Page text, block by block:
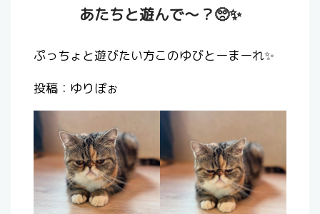
あたちと遊んで〜？🥺✨
ぷっちょと遊びたい方このゆびとーまーれ✨
投稿：ゆりぽぉ